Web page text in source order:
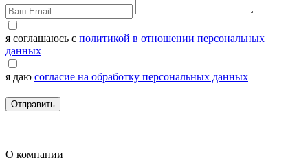
я соглашаюсь с политикой в отношении персональных
данных
я даю согласие на обработку персональных данных
Отправить
О компании